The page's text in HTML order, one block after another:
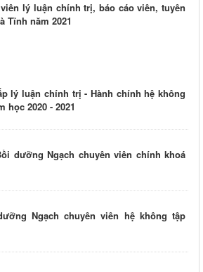
lý luận chính trị, báo cáo viên, tuyên
Tĩnh năm 2021
lý luận chính trị - Hành chính hệ không
học 2020 - 2021
dưỡng Ngạch chuyên viên chính khoá
Ngạch chuyên viên hệ không tập